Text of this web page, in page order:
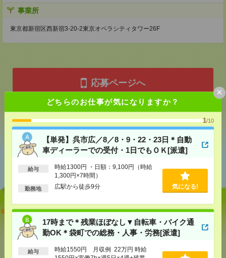
どちらのお仕事が気になりますか？
1/10
【単発】呉市広／8／8・9・22・23日＊自動
車ディーラーでの受付・1日でもＯＫ[派遣]
給与
時給1300円 ・日額：9,100円（時給
1,300円×7時間）
勤務地 広駅から徒歩9分 気になる!
17時まで＊残業ほぼなし▼自転車・バイク通
勤OK＊袋町での総務・人事・労務[派遣]
給与
時給1550円 月収例 22万円 時給
×
事業所
東京都新宿区西新宿3-20-2東京オペラシティタワー26F
応募ページへ
気になる！
あなたの閲覧履歴からの
おすすめ
【単発】呉市広／8／8・9・22・23日＊自動車ディー
ラーでの受付・1日でもＯＫ[派遣]
[給 与]時給1300円 ・日額：9,100円（時給1,300
[交通費]・自転車通勤可 ・車通勤可(駐車場無料)